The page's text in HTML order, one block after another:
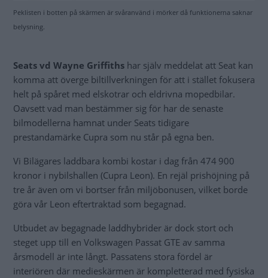
Peklisten i botten på skärmen är svåranvänd i mörker då funktionerna saknar
belysning.
Seats vd Wayne Griffiths har själv meddelat att Seat kan
komma att överge biltillverkningen för att i stället fokusera
helt på spåret med elskotrar och eldrivna mopedbilar.
Oavsett vad man bestämmer sig för har de senaste
bilmodellerna hamnat under Seats tidigare
prestandamärke Cupra som nu står på egna ben.
Vi Bilägares laddbara kombi kostar i dag från 474 900
kronor i nybilshallen (Cupra Leon). En rejäl prishöjning på
tre år även om vi bortser från miljöbonusen, vilket borde
göra vår Leon eftertraktad som begagnad.
Utbudet av begagnade laddhybrider är dock stort och
steget upp till en Volkswagen Passat GTE av samma
årsmodell är inte långt. Passatens stora fördel är
interiören där medieskärmen är kompletterad med fysiska